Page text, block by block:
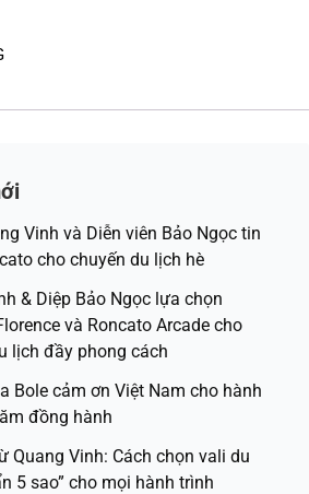
Vinh và Diễn viên Bảo Ngọc tin
cho chuyến du lịch hè
& Diệp Bảo Ngọc lựa chọn
và Roncato Arcade cho
lịch đầy phong cách
Bole cảm ơn Việt Nam cho hành
đồng hành
Quang Vinh: Cách chọn vali du
5 sao” cho mọi hành trình